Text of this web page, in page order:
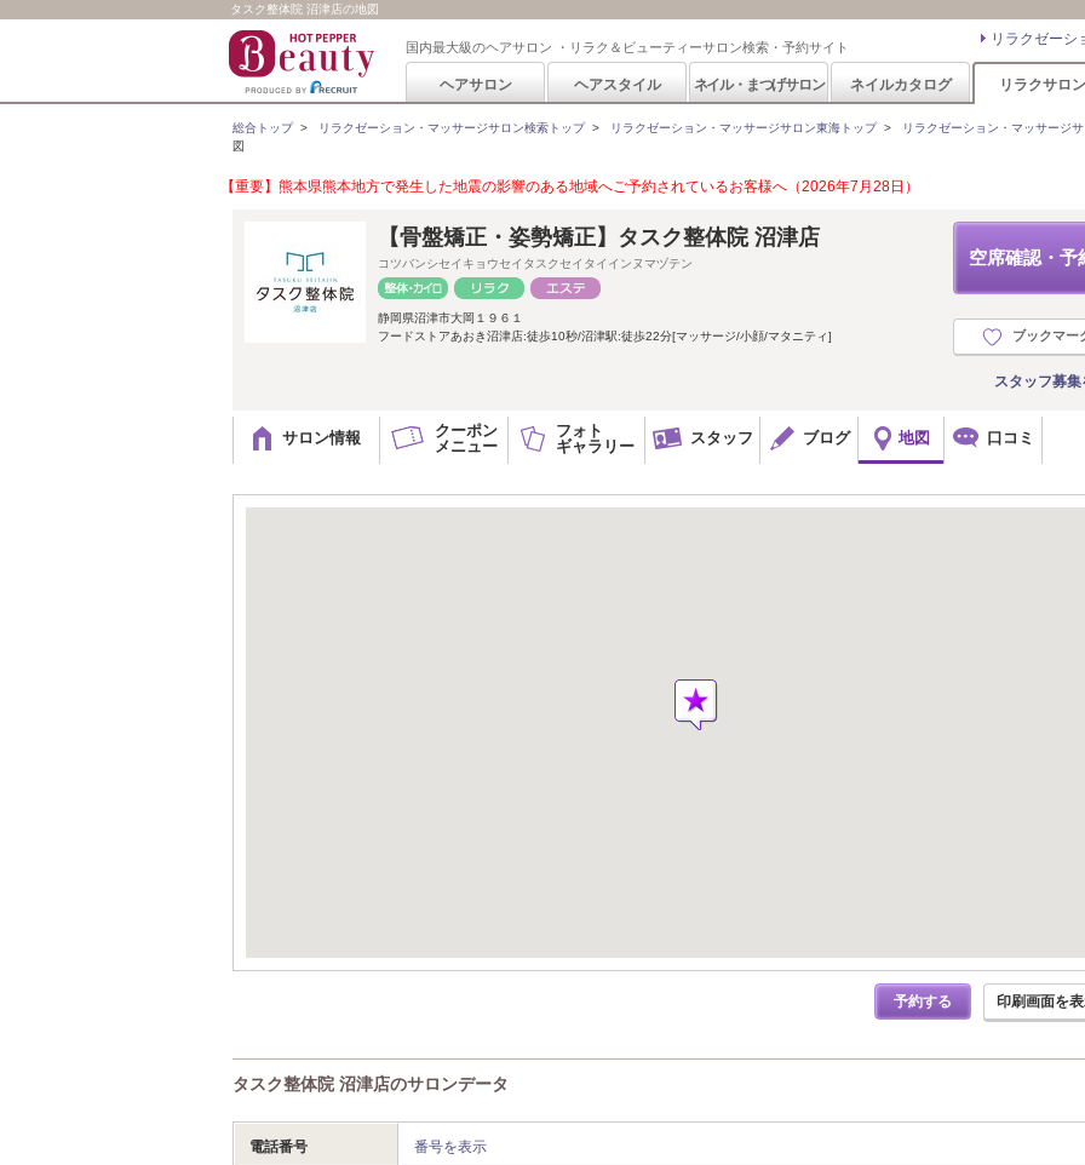
タスク整体院 沼津店の地図
国内最大級のヘアサロン ・リラク＆ビューティーサロン検索・予約サイト リラクゼーシ
ヘアサロン ヘアスタイル ネイル・まつげサロン ネイルカタログ リラクサロン
総合トップ> リラクゼーション・マッサージサロン検索トップ> リラクゼーション・マッサージサロン東海トップ> リラクゼーション・マッサージ
図
【重要】熊本県熊本地方で発生した地震の影響のある地域へご予約されているお客様へ（2026年7月28日）
空席確認・予
ブックマー
スタッフ募集
【骨盤矯正・姿勢矯正】タスク整体院 沼津店
コツバンシセイキョウセイタスクセイタイインヌマヅテン
静岡県沼津市大岡１９６１
フードストアあおき沼津店:徒歩10秒/沼津駅:徒歩22分[マッサージ/小顔/マタニティ]
サロン情報
クーポン
メニュー
フォト
ギャラリー
スタッフ ブログ 地図 口コミ
予約する 印刷画面を
タスク整体院 沼津店のサロンデータ
電話番号 番号を表示